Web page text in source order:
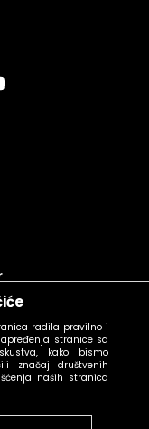
radila pravilno i
stranice sa
kako bismo
značaj društvenih
naših stranica